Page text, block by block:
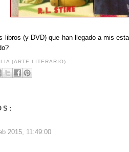
libros (y DVD) que han llegado a mis
(ARTE LITERARIO)
2015, 11:49:00